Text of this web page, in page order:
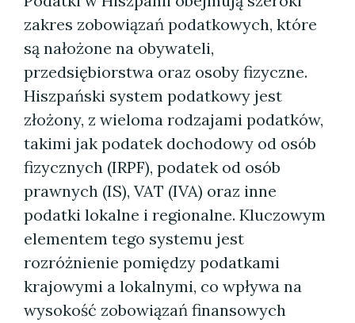
zakres zobowiązań podatkowych, które
są nałożone na obywateli,
przedsiębiorstwa oraz osoby fizyczne.
Hiszpański system podatkowy jest
złożony, z wieloma rodzajami podatków,
takimi jak podatek dochodowy od osób
fizycznych (IRPF), podatek od osób
prawnych (IS), VAT (IVA) oraz inne
podatki lokalne i regionalne. Kluczowym
elementem tego systemu jest
rozróżnienie pomiędzy podatkami
krajowymi a lokalnymi, co wpływa na
wysokość zobowiązań finansowych